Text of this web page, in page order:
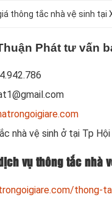
thông tắc nhà vệ sinh tại
Phát tư vấn
nhà vệ sinh ở tại Tp Hội
vụ thông tắc nhà
thong-